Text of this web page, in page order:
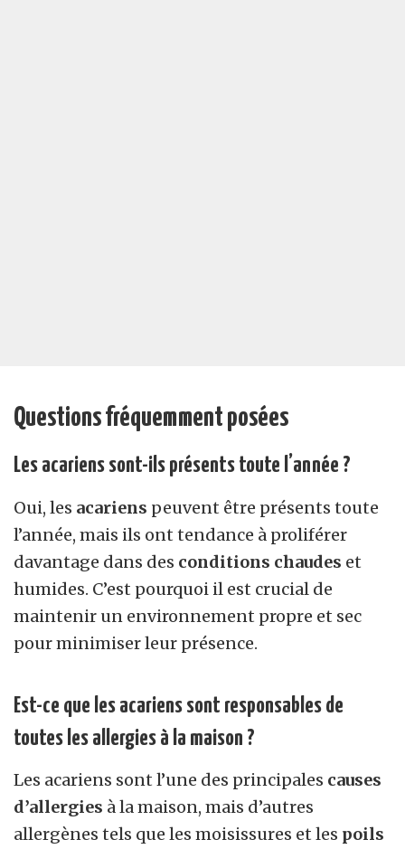
Questions fréquemment posées
Les acariens sont-ils présents toute l’année ?
Oui, les acariens peuvent être présents toute
l’année, mais ils ont tendance à proliférer
davantage dans des conditions chaudes et
humides. C’est pourquoi il est crucial de
maintenir un environnement propre et sec
pour minimiser leur présence.
Est-ce que les acariens sont responsables de
toutes les allergies à la maison ?
Les acariens sont l’une des principales causes
d’allergies à la maison, mais d’autres
allergènes tels que les moisissures et les poils